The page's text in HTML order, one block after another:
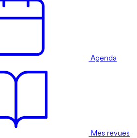
Agenda
Mes revues